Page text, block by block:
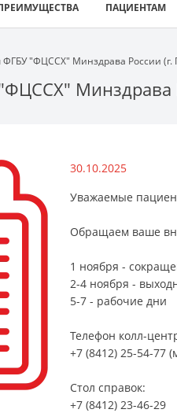
ПАЦИЕНТАМ
ФГБУ "ФЦССХ" Минздрава России
Минздрава
30.10.2025
Уважаемые
Обращаем ваше
1 ноября -
2-4 ноября -
5-7 - рабочие дни
Телефон колл-
+7 (8412) 25-54-77
Стол справок:
+7 (8412) 23-46-29